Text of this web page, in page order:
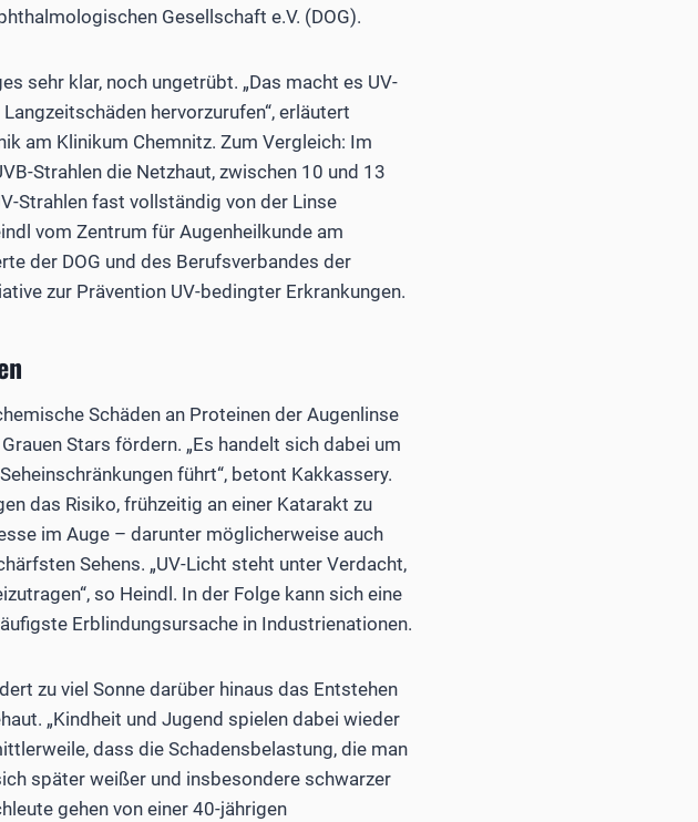
Gesellschaft e.V. (DOG).
sehr klar, noch ungetrübt. „Das macht es UV-
hervorzurufen“, erläutert
am Klinikum Chemnitz. Zum Vergleich: Im
Strahlen die Netzhaut, zwischen 10 und 13
Strahlen fast vollständig von der Linse
vom Zentrum für Augenheilkunde am
der DOG und des Berufsverbandes der
zur Prävention UV-bedingter Erkrankungen.
Schäden an Proteinen der Augenlinse
Stars fördern. „Es handelt sich dabei um
führt“, betont Kakkassery.
das Risiko, frühzeitig an einer Katarakt zu
im Auge – darunter möglicherweise auch
Sehens. „UV-Licht steht unter Verdacht,
so Heindl. In der Folge kann sich eine
Erblindungsursache in Industrienationen.
zu viel Sonne darüber hinaus das Entstehen
„Kindheit und Jugend spielen dabei wieder
dass die Schadensbelastung, die man
später weißer und insbesondere schwarzer
gehen von einer 40-jährigen